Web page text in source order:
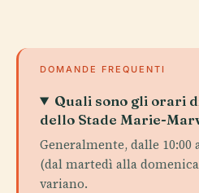
DOMANDE FREQUENTI
Quali sono gli orari
dello Stade Marie-
Generalmente, dalle 10:00
(dal martedì alla
variano.